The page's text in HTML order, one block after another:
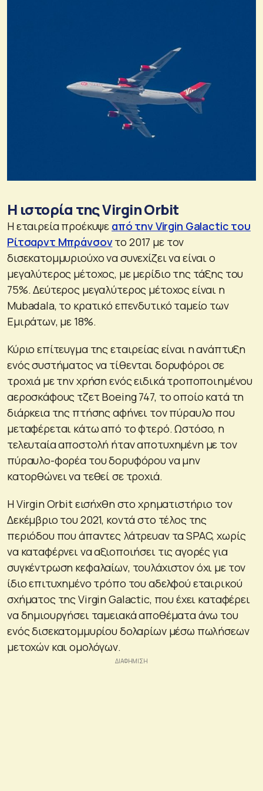
Η ιστορία της Virgin Orbit
Η εταιρεία προέκυψε από την Virgin Galactic του
Ρίτσαρντ Μπράνσοντο 2017 με τον
δισεκατομμυριούχο να συνεχίζει να είναι ο
μεγαλύτερος μέτοχος, με μερίδιο της τάξης του
75%. Δεύτερος μεγαλύτερος μέτοχος είναι η
Mubadala, το κρατικό επενδυτικό ταμείο των
Εμιράτων, με 18%.
Κύριο επίτευγμα της εταιρείας είναι η ανάπτυξη
ενός συστήματος να τίθενται δορυφόροι σε
τροχιά με την χρήση ενός ειδικά τροποποιημένου
αεροσκάφους τζετ Boeing 747, το οποίο κατά τη
διάρκεια της πτήσης αφήνει τον πύραυλο που
μεταφέρεται κάτω από το φτερό. Ωστόσο, η
τελευταία αποστολή ήταν αποτυχημένη με τον
πύραυλο-φορέα του δορυφόρου να μην
κατορθώνει να τεθεί σε τροχιά.
Η Virgin Orbit εισήχθη στο χρηματιστήριο τον
Δεκέμβριο του 2021, κοντά στο τέλος της
περιόδου που άπαντες λάτρευαν τα SPAC, χωρίς
να καταφέρνει να αξιοποιήσει τις αγορές για
συγκέντρωση κεφαλαίων, τουλάχιστον όχι με τον
ίδιο επιτυχημένο τρόπο του αδελφού εταιρικού
σχήματος της Virgin Galactic, που έχει καταφέρει
να δημιουργήσει ταμειακά αποθέματα άνω του
ενός δισεκατομμυρίου δολαρίων μέσω πωλήσεων
μετοχών και ομολόγων.